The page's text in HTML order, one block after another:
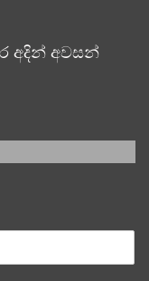
අදින් අවසන්